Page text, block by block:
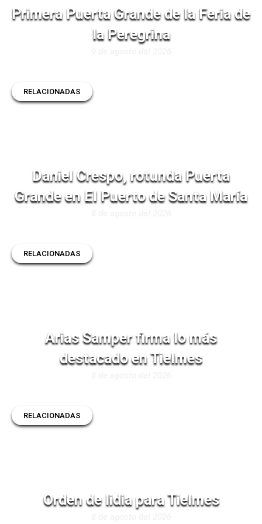
Primera Puerta Grande de la Feria de
la Peregrina
RELACIONADAS
Daniel Crespo, rotunda Puerta
Grande en El Puerto de Santa María
RELACIONADAS
Arias Samper firma lo más
destacado en Tielmes
RELACIONADAS
Orden de lidia para Tielmes